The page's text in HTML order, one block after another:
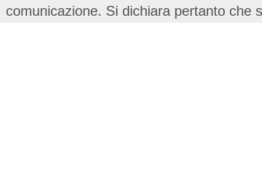
comunicazione. Si dichiara pertanto che